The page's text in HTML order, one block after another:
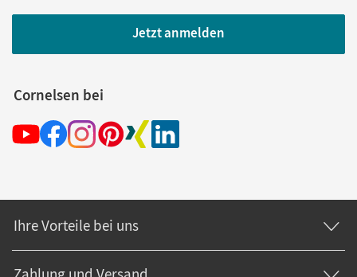
Jetzt anmelden
Cornelsen bei
Ihre Vorteile bei uns